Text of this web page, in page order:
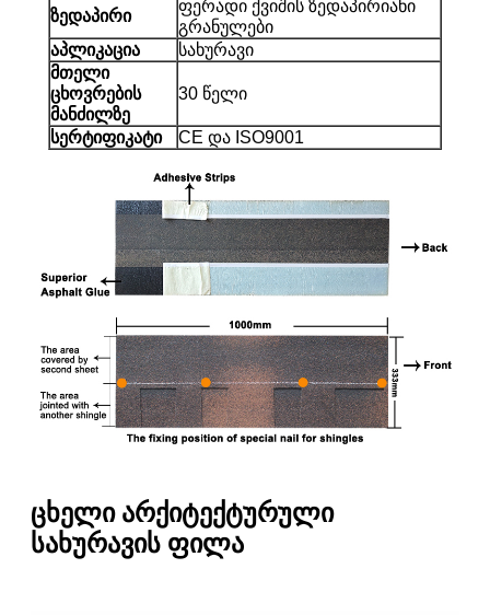
ზედაპირი
ფერადი ქვიშის ზედაპირიანი
გრანულები
აპლიკაცია
სახურავი
მთელი
ცხოვრების
მანძილზე
30 წელი
სერტიფიკატი CE და ISO9001
ცხელი არქიტექტურული
სახურავის ფილა